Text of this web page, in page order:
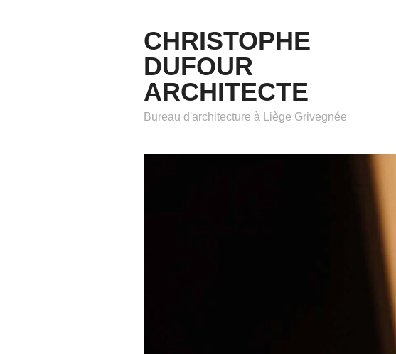
CHRISTOPHE
DUFOUR
ARCHITECTE
Bureau d'architecture à Liège Grivegnée